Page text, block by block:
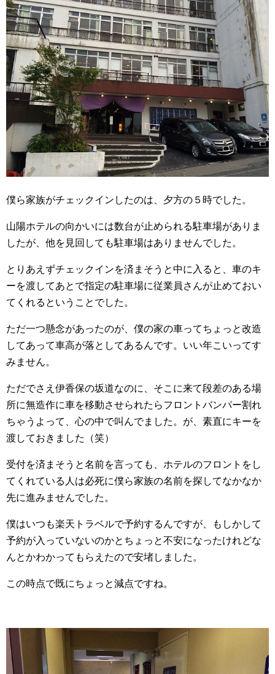
僕ら家族がチェックインしたのは、夕方の５時でした。
山陽ホテルの向かいには数台が止められる駐車場がありま
したが、他を見回しても駐車場はありませんでした。
とりあえずチェックインを済まそうと中に入ると、車のキ
ーを渡してあとで指定の駐車場に従業員さんが止めておい
てくれるということでした。
ただ一つ懸念があったのが、僕の家の車ってちょっと改造
してあって車高が落としてあるんです。いい年こいってす
みません。
ただでさえ伊香保の坂道なのに、そこに来て段差のある場
所に無造作に車を移動させられたらフロントバンパー割れ
ちゃうよって、心の中で叫んでました。が、素直にキーを
渡しておきました（笑）
受付を済まそうと名前を言っても、ホテルのフロントをし
てくれている人は必死に僕ら家族の名前を探してなかなか
先に進みませんでした。
僕はいつも楽天トラベルで予約するんですが、もしかして
予約が入っていないのかとちょっと不安になったけれどな
んとかわかってもらえたので安堵しました。
この時点で既にちょっと減点ですね。